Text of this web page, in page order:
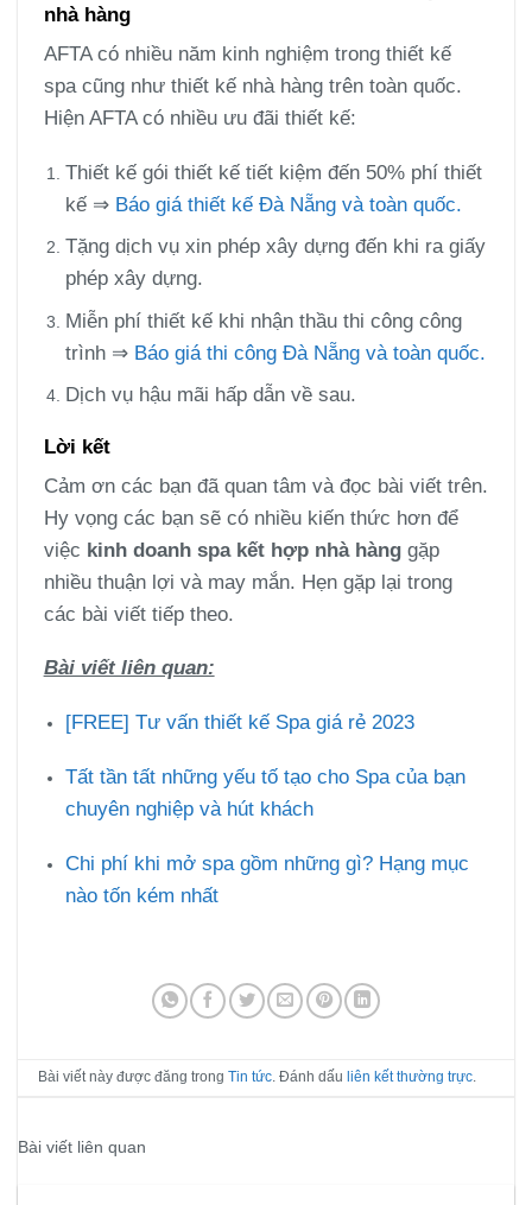
nhà hàng
AFTA có nhiều năm kinh nghiệm trong thiết kế
spa cũng như thiết kế nhà hàng trên toàn quốc.
Hiện AFTA có nhiều ưu đãi thiết kế:
Thiết kế gói thiết kế tiết kiệm đến 50% phí thiết
kế ⇒ Báo giá thiết kế Đà Nẵng và toàn quốc.
Tặng dịch vụ xin phép xây dựng đến khi ra giấy
phép xây dựng.
Miễn phí thiết kế khi nhận thầu thi công công
trình ⇒ Báo giá thi công Đà Nẵng và toàn quốc.
Dịch vụ hậu mãi hấp dẫn về sau.
Lời kết
Cảm ơn các bạn đã quan tâm và đọc bài viết trên.
Hy vọng các bạn sẽ có nhiều kiến thức hơn để
việc kinh doanh spa kết hợp nhà hànggặp
nhiều thuận lợi và may mắn. Hẹn gặp lại trong
các bài viết tiếp theo.
Bài viết liên quan:
[FREE] Tư vấn thiết kế Spa giá rẻ 2023
Tất tần tất những yếu tố tạo cho Spa của bạn
chuyên nghiệp và hút khách
Chi phí khi mở spa gồm những gì? Hạng mục
nào tốn kém nhất
Bài viết này được đăng trong Tin tức . Đánh dấu liên kết thường trực
Bài viết liên quan